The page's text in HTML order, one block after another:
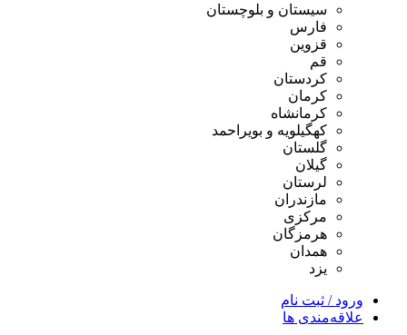
سیستان و بلوچستان
فارس
قزوین
قم
کردستان
کرمان
کرمانشاه
کهگیلویه و بویراحمد
گلستان
گیلان
لرستان
مازندران
مرکزی
هرمزگان
همدان
یزد
ورود / ثبت نام
علاقه‌مندی ها